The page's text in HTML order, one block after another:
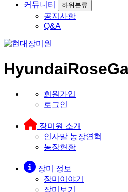
커뮤니티
하위분류
공지사항
Q&A
회원가입
로그인
장미원 소개
인사말 농장연혁
농장현황
장미 정보
장미이야기
장미보기